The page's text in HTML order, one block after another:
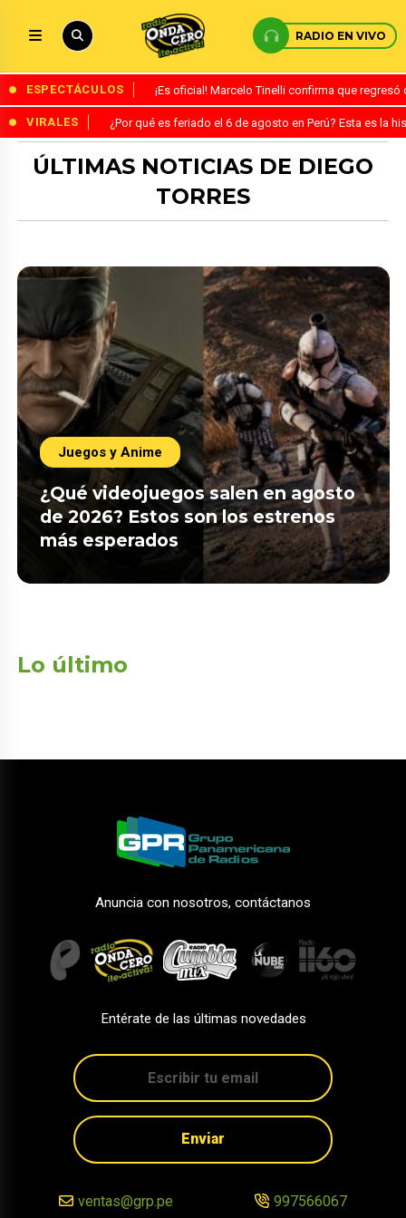
RADIO EN VIVO
ESPECTÁCULOS ¡Es oficial! Marcelo Tinelli confirma que
VIRALES ¿Por qué es feriado el 6 de agosto en Perú? Esta es la
ÚLTIMAS NOTICIAS DE DIEGO
TORRES
Juegos y Anime
¿Qué videojuegos salen en agosto
de 2026? Estos son los estrenos
más esperados
Lo último
Anuncia con nosotros, contáctanos
Entérate de las últimas novedades
Enviar
ventas@grp.pe 997566067